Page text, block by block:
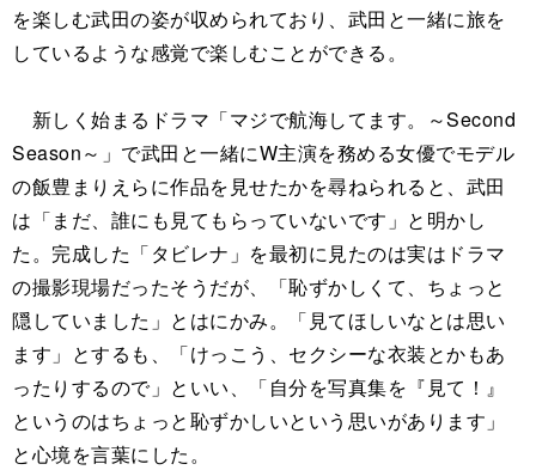
を楽しむ武田の姿が収められており、武田と一緒に旅を
しているような感覚で楽しむことができる。
新しく始まるドラマ「マジで航海してます。～Second
Season～」で武田と一緒にW主演を務める女優でモデル
の飯豊まりえらに作品を見せたかを尋ねられると、武田
は「まだ、誰にも見てもらっていないです」と明かし
た。完成した「タビレナ」を最初に見たのは実はドラマ
の撮影現場だったそうだが、「恥ずかしくて、ちょっと
隠していました」とはにかみ。「見てほしいなとは思い
ます」とするも、「けっこう、セクシーな衣装とかもあ
ったりするので」といい、「自分を写真集を『見て！』
というのはちょっと恥ずかしいという思いがあります」
と心境を言葉にした。